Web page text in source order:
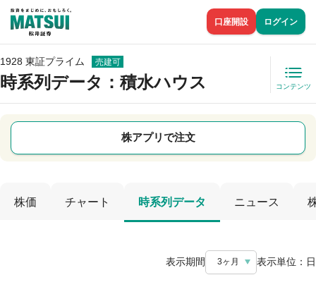
口座開設 ログイン
1928 東証プライム 売建可
時系列データ ：積水ハウス コンテンツ
株アプリで注文
株価 チャート 時系列データ ニュース
表示期間 3ヶ月 表示単位： 日